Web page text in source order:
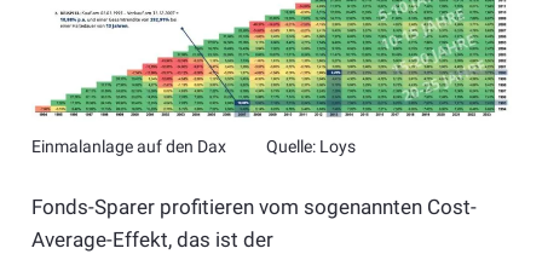
Einmalanlage auf den Dax Quelle: Loys
Fonds-Sparer profitieren vom sogenannten Cost-
Average-Effekt, das ist der